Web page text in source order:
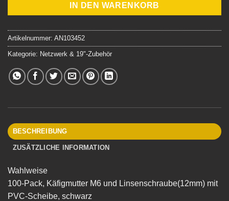
IN DEN WARENKORB
Artikelnummer: AN103452
Kategorie: Netzwerk & 19"-Zubehör
BESCHREIBUNG
ZUSÄTZLICHE INFORMATION
Wahlweise
100-Pack, Käfigmutter M6 und Linsenschraube(12mm) mit
PVC-Scheibe, schwarz